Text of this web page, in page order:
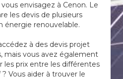
envisagez à Cenon. Le
les devis de plusieurs
énergie renouvelable.
à des devis projet
mais vous avez également
les prix entre les différentes
Vous aider à trouver le